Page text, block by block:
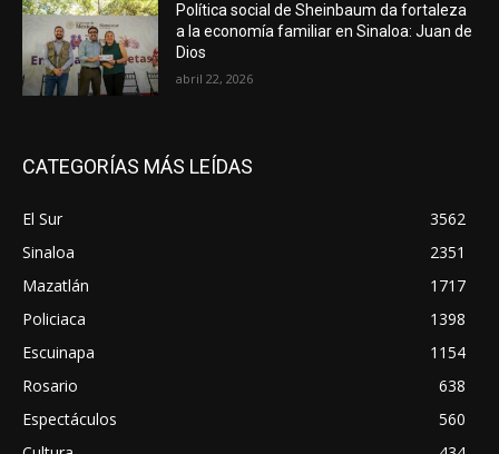
Política social de Sheinbaum da fortaleza
a la economía familiar en Sinaloa: Juan de
Dios
abril 22, 2026
CATEGORÍAS MÁS LEÍDAS
El Sur
3562
Sinaloa
2351
Mazatlán
1717
Policiaca
1398
Escuinapa
1154
Rosario
638
Espectáculos
560